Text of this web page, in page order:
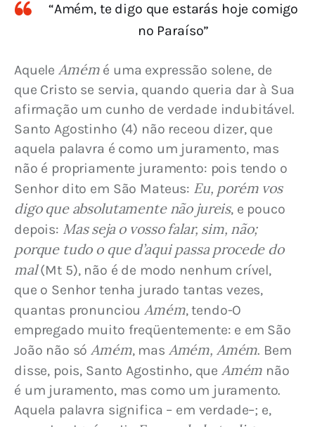
“Amém, te digo que estarás hoje comigo
no Paraíso”
Aquele Amém é uma expressão solene, de
que Cristo se servia, quando queria dar à Sua
afirmação um cunho de verdade indubitável.
Santo Agostinho (4) não receou dizer, que
aquela palavra é como um juramento, mas
não é propriamente juramento: pois tendo o
Senhor dito em São Mateus: Eu, porém vos
digo que absolutamente não jureis, e pouco
depois: Mas seja o vosso falar, sim, não;
porque tudo o que d’aqui passa procede do
mal (Mt 5), não é de modo nenhum crível,
que o Senhor tenha jurado tantas vezes,
quantas pronunciou Amém, tendo-O
empregado muito freqüentemente: e em São
João não só Amém, mas Amém, Amém. Bem
disse, pois, Santo Agostinho, que Amém não
é um juramento, mas como um juramento.
Aquela palavra significa – em verdade–; e,